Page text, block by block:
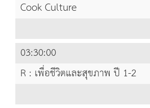
Cook Culture
03:30:00
R : เพื่อชีวิตและสุขภาพ ปี 1-2